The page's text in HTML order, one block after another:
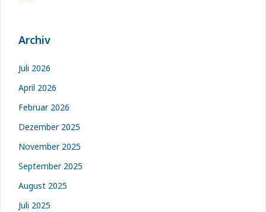
Archiv
Juli 2026
April 2026
Februar 2026
Dezember 2025
November 2025
September 2025
August 2025
Juli 2025